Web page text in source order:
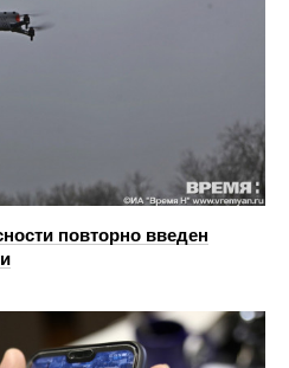
повторно введен